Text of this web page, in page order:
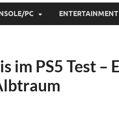
PC ENTERTAINMENT
im PS5 Test